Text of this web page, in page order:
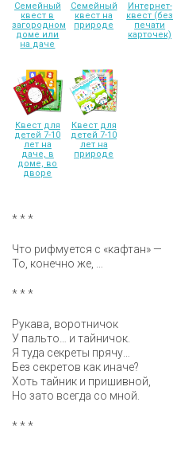
Семейный
квест в
загородном
доме или
на даче
Семейный
квест на
природе
Интернет-
квест (без
печати
карточек)
Квест для
детей 7-10
лет на
даче, в
доме, во
дворе
Квест для
детей 7-10
лет на
природе
* * *
Что рифмуется с «кафтан» —
То, конечно же, …
* * *
Рукава, воротничок
У пальто… и тайничок.
Я туда секреты прячу…
Без секретов как иначе?
Хоть тайник и пришивной,
Но зато всегда со мной.
* * *